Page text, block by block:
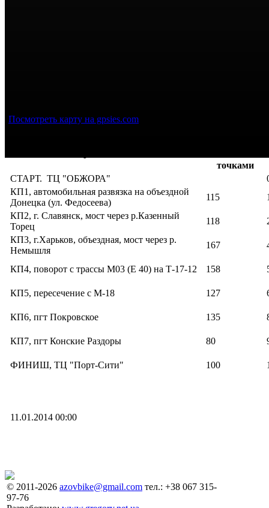
Посмотреть карту на gpsies.com
точками
СТАРТ. ТЦ "ОБЖОРА"
КП1, автомобильная развязка на объездной
Донецка (ул. Федосеева)
115
КП2, г. Славянск, мост через р.Казенный
Торец
118
КП3, г.Харьков, объездная, мост через р.
Немышля
167
КП4, поворот с трассы М03 (Е 40) на Т-17-12 158
КП5, пересечение с М-18 127
КП6, пгт Покровское 135
КП7, пгт Конские Раздоры 80
ФИНИШ, ТЦ "Порт-Сити" 100
11.01.2014 00:00
© 2011-2026 azovbike@gmail.com тел.: +38 067 315-
97-76